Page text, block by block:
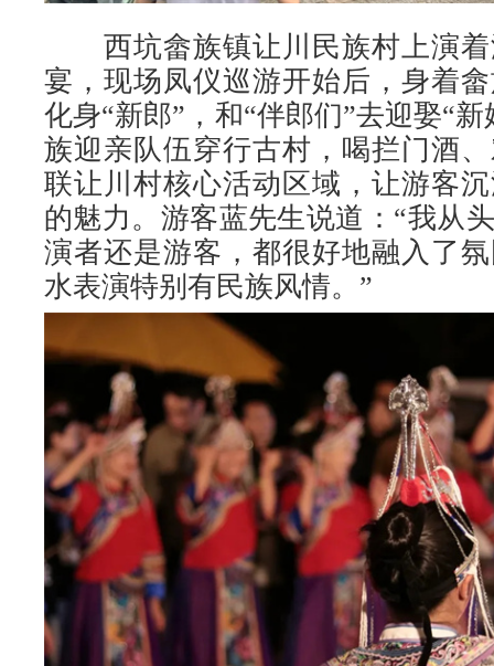
西坑畲族镇让川民族村上演着
宴，现场凤仪巡游开始后，身着
化身“新郎”，和“伴郎们”去迎娶“
族迎亲队伍穿行古村，喝拦门酒
联让川村核心活动区域，让游客
的魅力。游客蓝先生说道：“我从
演者还是游客，都很好地融入了
水表演特别有民族风情。”